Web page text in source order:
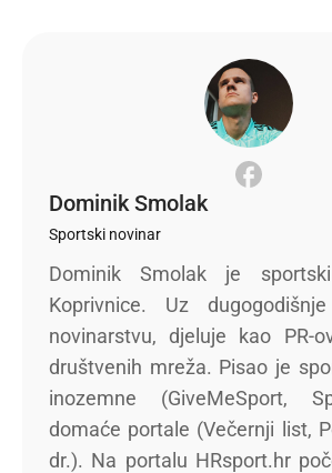
Dominik Smolak
Sportski novinar
Dominik Smolak je
Koprivnice. Uz
novinarstvu, djeluje kao PR-
društvenih mreža. Pisao je
inozemne (GiveMeSport,
domaće portale (Večernji list,
dr.). Na portalu HRsport.hr